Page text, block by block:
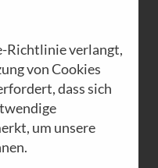
Richtlinie verlangt,
von Cookies
dass sich
um unsere